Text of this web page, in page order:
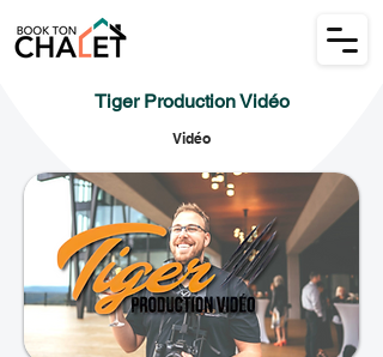
Tiger Production Vidéo
Vidéo